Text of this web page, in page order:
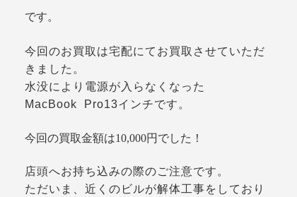
です。
今回のお買取は宅配にてお買取させていただ
きました。
水没により電源が入らなくなった
MacBook Pro13インチです。
今回の買取金額は10,000円でした！
店頭へお持ち込みの際のご注意です。
ただいま、近くのビルが解体工事をしており